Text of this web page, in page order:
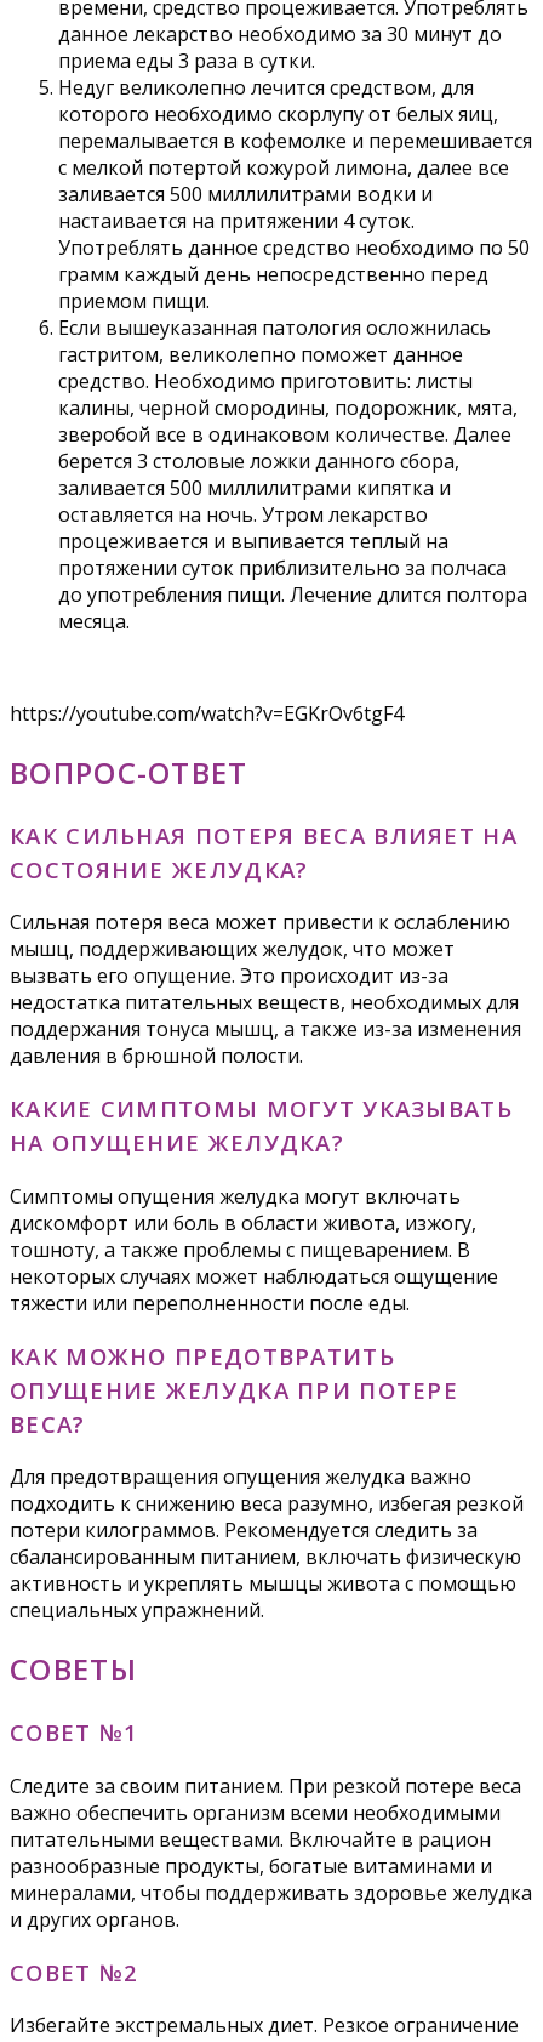
времени, средство процеживается. Употреблять
данное лекарство необходимо за 30 минут до
приема еды 3 раза в сутки.
Недуг великолепно лечится средством, для
которого необходимо скорлупу от белых яиц,
перемалывается в кофемолке и перемешивается
с мелкой потертой кожурой лимона, далее все
заливается 500 миллилитрами водки и
настаивается на притяжении 4 суток.
Употреблять данное средство необходимо по 50
грамм каждый день непосредственно перед
приемом пищи.
Если вышеуказанная патология осложнилась
гастритом, великолепно поможет данное
средство. Необходимо приготовить: листы
калины, черной смородины, подорожник, мята,
зверобой все в одинаковом количестве. Далее
берется 3 столовые ложки данного сбора,
заливается 500 миллилитрами кипятка и
оставляется на ночь. Утром лекарство
процеживается и выпивается теплый на
протяжении суток приблизительно за полчаса
до употребления пищи. Лечение длится полтора
месяца.
https://youtube.com/watch?v=EGKrOv6tgF4
ВОПРОС-ОТВЕТ
КАК СИЛЬНАЯ ПОТЕРЯ ВЕСА ВЛИЯЕТ НА
СОСТОЯНИЕ ЖЕЛУДКА?
Сильная потеря веса может привести к ослаблению
мышц, поддерживающих желудок, что может
вызвать его опущение. Это происходит из-за
недостатка питательных веществ, необходимых для
поддержания тонуса мышц, а также из-за изменения
давления в брюшной полости.
КАКИЕ СИМПТОМЫ МОГУТ УКАЗЫВАТЬ
НА ОПУЩЕНИЕ ЖЕЛУДКА?
Симптомы опущения желудка могут включать
дискомфорт или боль в области живота, изжогу,
тошноту, а также проблемы с пищеварением. В
некоторых случаях может наблюдаться ощущение
тяжести или переполненности после еды.
КАК МОЖНО ПРЕДОТВРАТИТЬ
ОПУЩЕНИЕ ЖЕЛУДКА ПРИ ПОТЕРЕ
ВЕСА?
Для предотвращения опущения желудка важно
подходить к снижению веса разумно, избегая резкой
потери килограммов. Рекомендуется следить за
сбалансированным питанием, включать физическую
активность и укреплять мышцы живота с помощью
специальных упражнений.
СОВЕТЫ
СОВЕТ №1
Следите за своим питанием. При резкой потере веса
важно обеспечить организм всеми необходимыми
питательными веществами. Включайте в рацион
разнообразные продукты, богатые витаминами и
минералами, чтобы поддерживать здоровье желудка
и других органов.
СОВЕТ №2
Избегайте экстремальных диет. Резкое ограничение